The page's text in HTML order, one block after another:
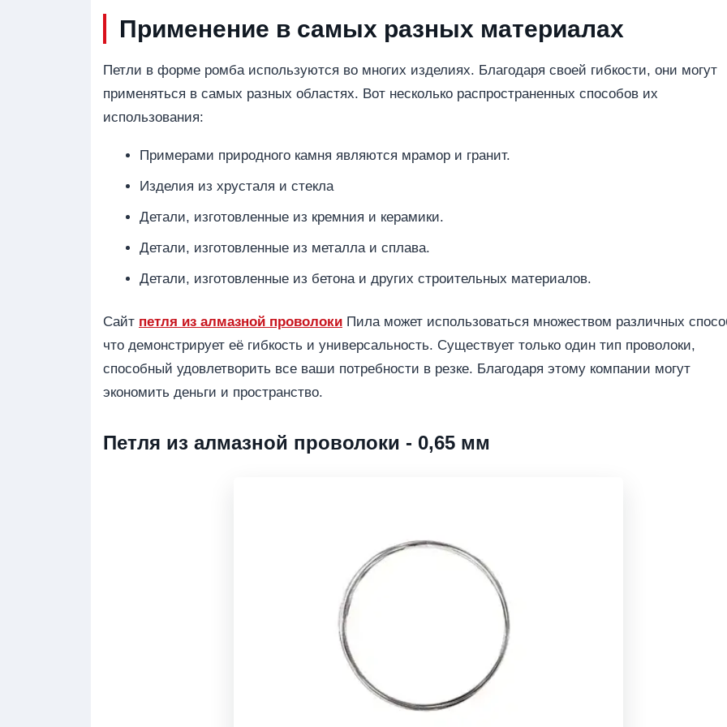
Применение в самых разных материалах
Петли в форме ромба используются во многих изделиях. Благодаря своей гибкости, они могут
применяться в самых разных областях. Вот несколько распространенных способов их
использования:
Примерами природного камня являются мрамор и гранит.
Изделия из хрусталя и стекла
Детали, изготовленные из кремния и керамики.
Детали, изготовленные из металла и сплава.
Детали, изготовленные из бетона и других строительных материалов.
Сайт петля из алмазной проволоки Пила может использоваться множеством различных
что демонстрирует её гибкость и универсальность. Существует только один тип проволоки,
способный удовлетворить все ваши потребности в резке. Благодаря этому компании могут
экономить деньги и пространство.
Петля из алмазной проволоки - 0,65 мм